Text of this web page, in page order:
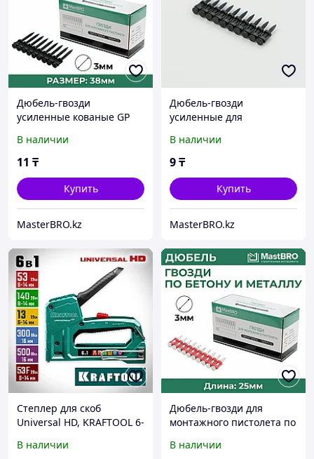
Дюбель-гвозди
усиленные кованые GP
В наличии
11 ₸
Купить
MasterBRO.kz
Дюбель-гвозди
усиленные для
бетону и металлу, GP 25x3
мм
В наличии
9₸
Купить
MasterBRO.kz
Степлер для скоб
Universal HD, KRAFTOOL 6-
300, 500 (3188)
В наличии
Дюбель-гвозди для
монтажного пистолета по
мм
В наличии